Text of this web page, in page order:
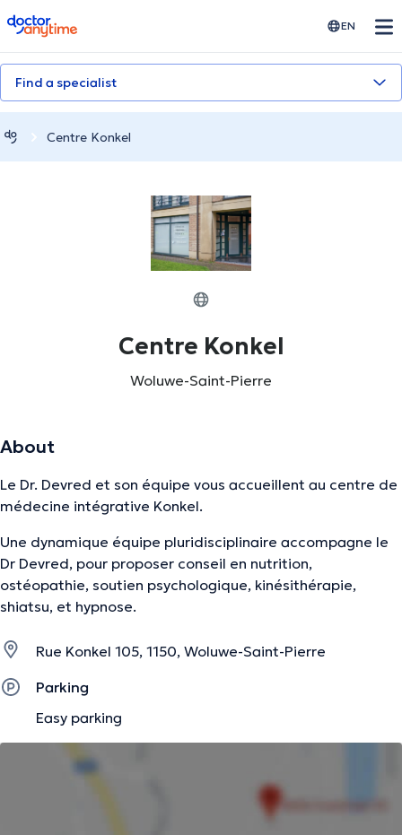
doctoranytime EN
Find a specialist
Centre Konkel
Centre Konkel
Woluwe-Saint-Pierre
About
Le Dr. Devred et son équipe vous accueillent au centre de
médecine intégrative Konkel.
Une dynamique équipe pluridisciplinaire accompagne le
Dr Devred, pour proposer conseil en nutrition,
ostéopathie, soutien psychologique, kinésithérapie,
shiatsu, et hypnose.
Rue Konkel 105, 1150, Woluwe-Saint-Pierre
Parking
Easy parking